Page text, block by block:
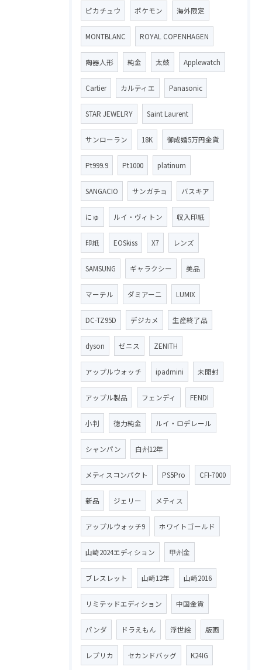
ピカチュウ ポケモン 海外限定
MONTBLANC ROYAL COPENHAGEN
陶器人形 純金 太鼓 Applewatch
Cartier カルティエ Panasonic
STAR JEWELRY Saint Laurent
サンローラン 18K 御成婚5万円金貨
Pt999.9 Pt1000 platinum
SANGACIO サンガチョ バスキア
にゅ ルイ・ヴィトン 収入印紙
印紙 EOSkiss X7 レンズ
SAMSUNG ギャラクシー 美品
マーテル ダミアーニ LUMIX
DC-TZ95D デジカメ 生産終了品
dyson ゼニス ZENITH
アップルウォッチ ipadmini 未開封
アップル製品 フェンディ FENDI
小判 徳力純金 ルイ・ロデレール
シャンパン 白州12年
メティスコンパクト PS5Pro CFI-7000
新品 ジェリー メティス
アップルウォッチ9 ホワイトゴールド
山崎2024エディション 甲州金
ブレスレット 山崎12年 山崎2016
リミテッドエディション 中国金貨
パンダ ドラえもん 浮世絵 版画
レプリカ セカンドバッグ K24IG